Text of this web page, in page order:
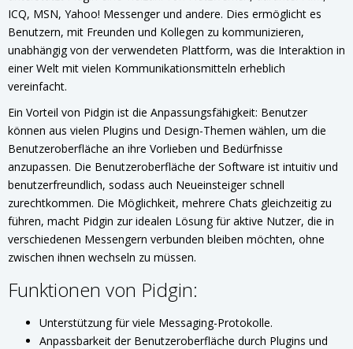
ICQ, MSN, Yahoo! Messenger und andere. Dies ermöglicht es
Benutzern, mit Freunden und Kollegen zu kommunizieren,
unabhängig von der verwendeten Plattform, was die Interaktion in
einer Welt mit vielen Kommunikationsmitteln erheblich
vereinfacht.
Ein Vorteil von Pidgin ist die Anpassungsfähigkeit: Benutzer
können aus vielen Plugins und Design-Themen wählen, um die
Benutzeroberfläche an ihre Vorlieben und Bedürfnisse
anzupassen. Die Benutzeroberfläche der Software ist intuitiv und
benutzerfreundlich, sodass auch Neueinsteiger schnell
zurechtkommen. Die Möglichkeit, mehrere Chats gleichzeitig zu
führen, macht Pidgin zur idealen Lösung für aktive Nutzer, die in
verschiedenen Messengern verbunden bleiben möchten, ohne
zwischen ihnen wechseln zu müssen.
Funktionen von Pidgin:
Unterstützung für viele Messaging-Protokolle.
Anpassbarkeit der Benutzeroberfläche durch Plugins und